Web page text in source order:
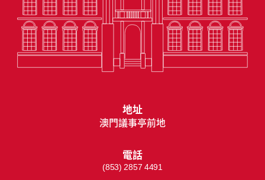
地址
澳門議事亭前地
電話
(853) 2857 4491